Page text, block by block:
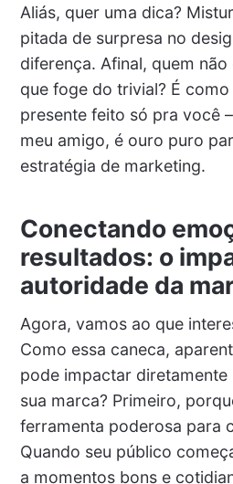
Aliás, quer uma dica?
pitada de surpresa no
diferença. Afinal, quem
que foge do trivial? É
presente feito só pra você
meu amigo, é ouro puro
estratégia de marketing.
Conectando
resultados: o
autoridade da
Agora, vamos ao que
Como essa caneca,
pode impactar diretamente
sua marca? Primeiro,
ferramenta poderosa para
Quando seu público
a momentos bons e